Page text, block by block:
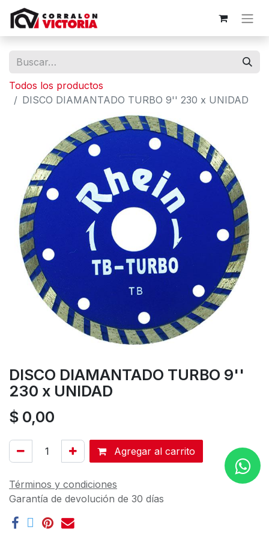
Todos los productos
DISCO DIAMANTADO TURBO 9'' 230 x UNIDAD
DISCO DIAMANTADO TURBO 9''
230 x UNIDAD
$ 0,00
Agregar al carrito
Términos y condiciones
Garantía de devolución de 30 días